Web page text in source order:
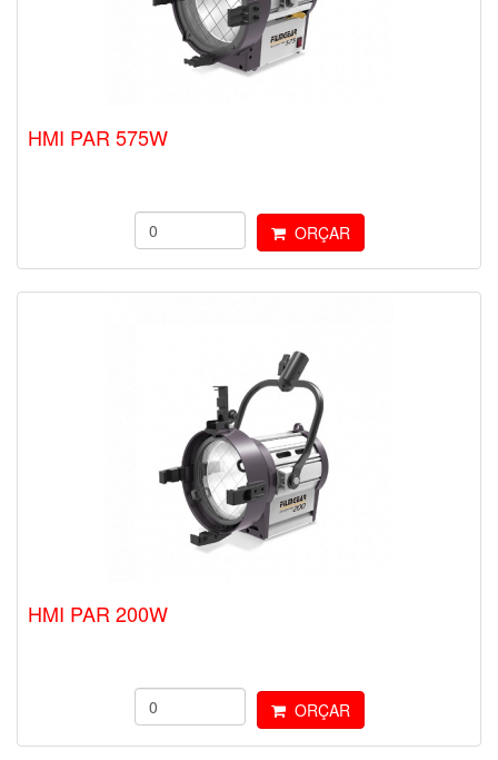
HMI PAR 575W
ORÇAR
HMI PAR 200W
ORÇAR